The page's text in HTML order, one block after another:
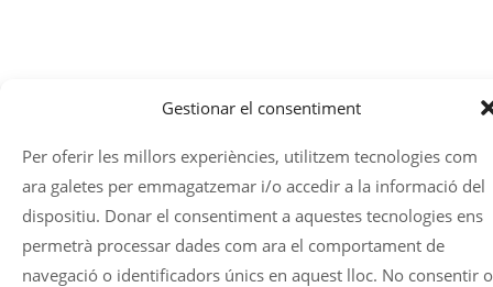
Gestionar el consentiment
Per oferir les millors experiències, utilitzem tecnologies com
ara galetes per emmagatzemar i/o accedir a la informació del
dispositiu. Donar el consentiment a aquestes tecnologies ens
permetrà processar dades com ara el comportament de
navegació o identificadors únics en aquest lloc. No consentir o